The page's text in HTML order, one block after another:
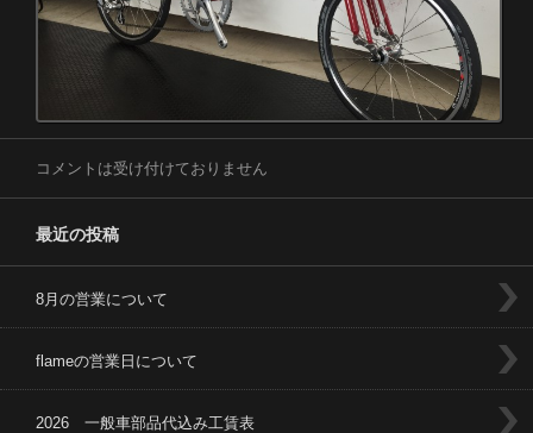
コメントは受け付けておりません
最近の投稿
8月の営業について
flameの営業日について
2026 一般車部品代込み工賃表